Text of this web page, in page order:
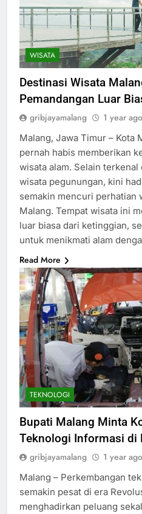
WISATA
Destinasi Wisata
Pemandangan Luar
gribjayamalang 1 year ago
Malang, Jawa Timur – Kota
pernah habis memberikan
wisata alam. Selain
wisata pegunungan, kini
semakin mencuri perhatian
Malang. Tempat wisata ini
luar biasa dari ketinggian,
untuk menikmati alam
Read More
TEKNOLOGI
Bupati Malang Minta
Teknologi Informasi di
gribjayamalang 1 year ago
Malang – Perkembangan
semakin pesat di era
menghadirkan peluang